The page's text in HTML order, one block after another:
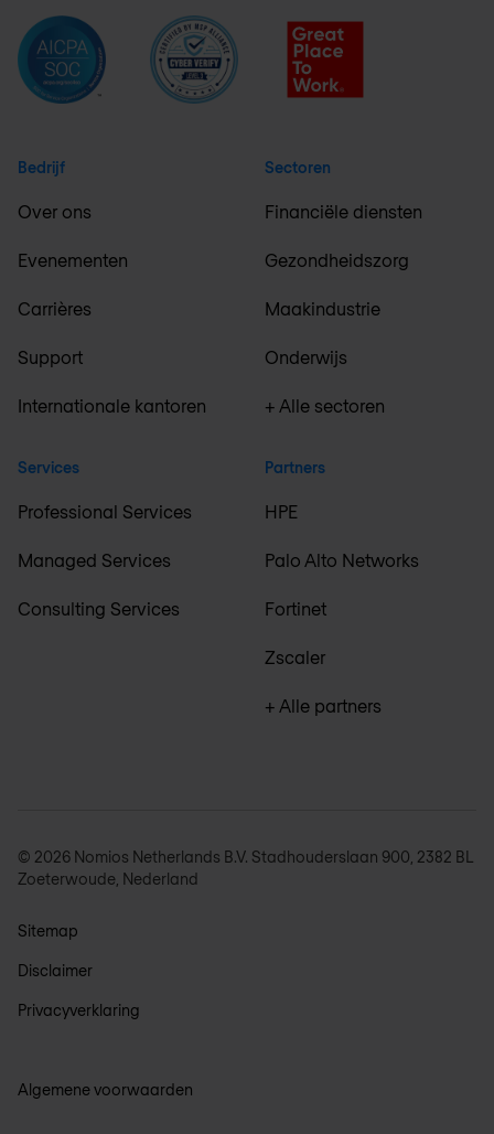
Bedrijf
Over ons
Evenementen
Carrières
Support
Internationale kantoren
Services
Professional Services
Managed Services
Consulting Services
Sectoren
Financiële diensten
Gezondheidszorg
Maakindustrie
Onderwijs
+ Alle sectoren
Partners
HPE
Palo Alto Networks
Fortinet
Zscaler
+ Alle partners
© 2026 Nomios Netherlands B.V. Stadhouderslaan 900, 2382 BL
Zoeterwoude, Nederland
Sitemap
Disclaimer
Privacyverklaring
Algemene voorwaarden